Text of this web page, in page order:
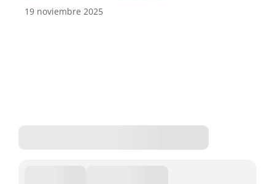
19 noviembre 2025